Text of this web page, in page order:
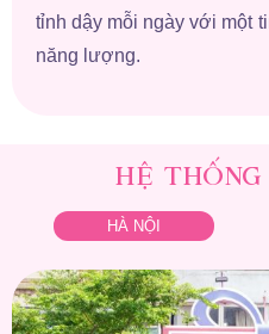
tỉnh dậy mỗi ngày với một
năng lượng.
HỆ
HÀ NỘI